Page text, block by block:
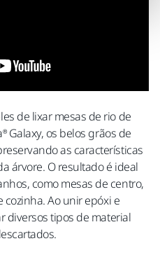
de lixar mesas de rio de
Galaxy, os belos grãos de
as características
árvore. O resultado é ideal
como mesas de centro,
cozinha. Ao unir epóxi e
diversos tipos de material